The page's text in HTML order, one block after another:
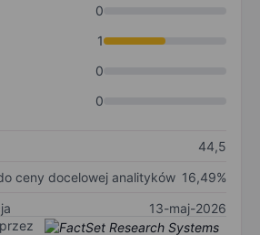
0
1
0
0
44,5
ceny docelowej analityków 16,49%
13-maj-2026